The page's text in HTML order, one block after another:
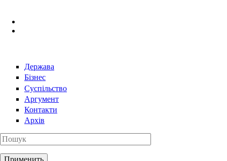
Держава
Бізнес
Суспільство
Аргумент
Контакти
Архів